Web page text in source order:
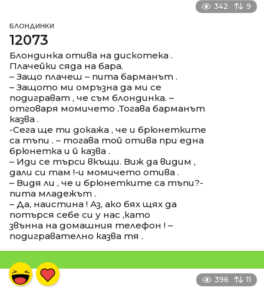
342 9
БЛОНДИНКИ
12073
Блондинка отива на дискотека .
Плачейки сяда на бара.
– Защо плачеш – пита барманът .
– Защото ми омръзна да ми се
подиграват , че съм блондинка. –
отговаря момичето .Тогава барманът
казва .
-Сега ще ти докажа , че и брюнетките
са тъпи . – тогава той отива при една
брюнетка и й казва .
– Иди се търси вкъщи. Виж да видим ,
дали си там !-и момичето отива .
– Видя ли , че и брюнетките са тъпи?-
пита младежът .
– Да, наистина ! Аз, ако бях щях да
потърся себе си у нас ,като
звънна на домашния телефон ! –
подигравателно казва тя .
396 11